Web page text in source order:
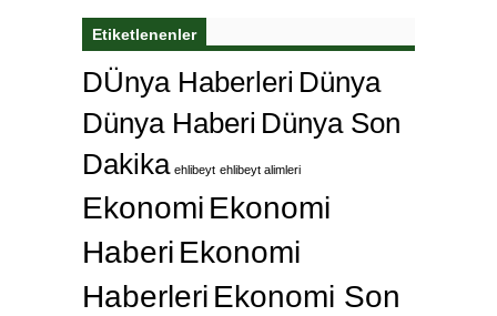
Etiketlenenler
DÜnya Haberleri Dünya
Dünya Haberi Dünya Son
Dakika ehlibeyt ehlibeyt alimleri
Ekonomi Ekonomi
Haberi Ekonomi
Haberleri Ekonomi Son